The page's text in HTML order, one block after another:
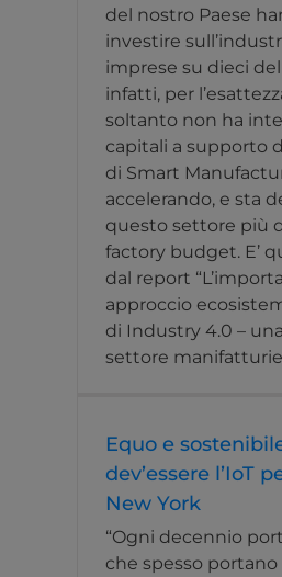
del nostro Paese
investire
imprese su dieci
infatti, per
soltanto non ha
capitali a supporto
di Smart
accelerando, e sta
questo settore più
factory budget. E’
dal report
approccio
di Industry 4.0 –
settore
Equo e
dev’essere l’IoT
New York
“Ogni decennio
che spesso portano